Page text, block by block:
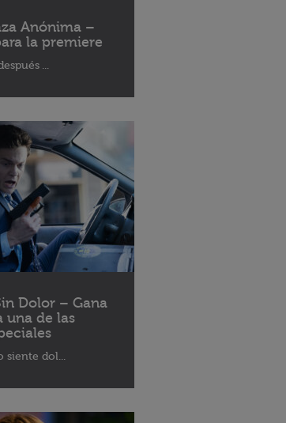
Anónima –
la premiere
...
Dolor – Gana
una de las
siente dol...